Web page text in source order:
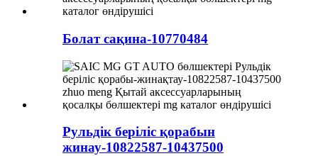
Болат сақина-10770484
Рульдік беріліс қорабын
жинау-10822587-10437500